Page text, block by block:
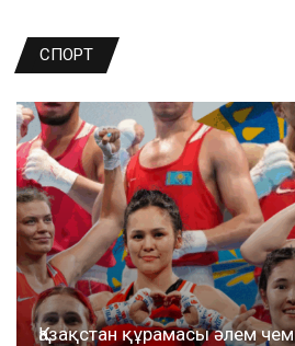
СПОРТ
Қазақстан құрамасы әлем